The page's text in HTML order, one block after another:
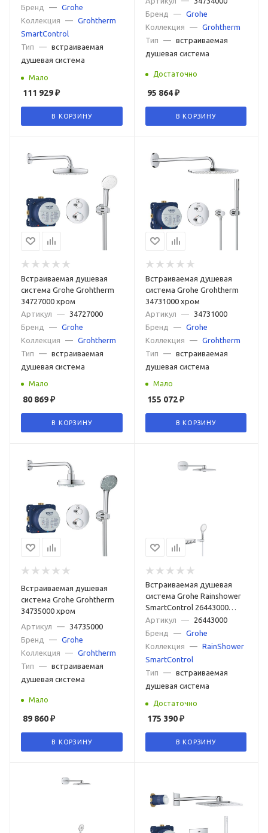
Бренд
— Grohe
Коллекция
— Grohtherm
SmartControl
Тип
— встраиваемая
душевая система
Мало
111 929₽
В КОРЗИНУ
Бренд
—
Grohe
Коллекция
—
Grohtherm
Тип
—
встраиваемая
душевая система
Достаточно
95 864₽
В КОРЗИНУ
Встраиваемая душевая
система Grohe Grohtherm
34727000 хром
Артикул
—
34727000
Бренд
— Grohe
Коллекция
— Grohtherm
Тип
— встраиваемая
душевая система
Мало
80 869₽
В КОРЗИНУ
Встраиваемая душевая
система Grohe Grohtherm
34731000 хром
Артикул
—
34731000
Бренд
—
Grohe
Коллекция
—
Grohtherm
Тип
—
встраиваемая
душевая система
Мало
155 072₽
В КОРЗИНУ
Встраиваемая душевая
система Grohe Grohtherm
34735000 хром
Артикул
—
34735000
Бренд
— Grohe
Коллекция
— Grohtherm
Тип
— встраиваемая
душевая система
Мало
89 860₽
В КОРЗИНУ
Встраиваемая душевая
система Grohe Rainshower
SmartControl 26443000
хром
Артикул —
26443000
Бренд
—
Grohe
Коллекция
—
RainShower
SmartControl
Тип
—
встраиваемая
душевая система
Достаточно
175 390₽
В КОРЗИНУ